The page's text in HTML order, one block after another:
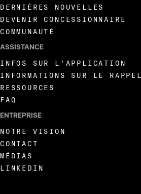
DERNIÈRES NOUVELLES
DEVENIR CONCESSIONNAIRE
COMMUNAUTÉ
ASSISTANCE
INFOS SUR L'APPLICATION
INFORMATIONS SUR LE RAPPEL
RESSOURCES
FAQ
ENTREPRISE
NOTRE VISION
CONTACT
MÉDIAS
LINKEDIN